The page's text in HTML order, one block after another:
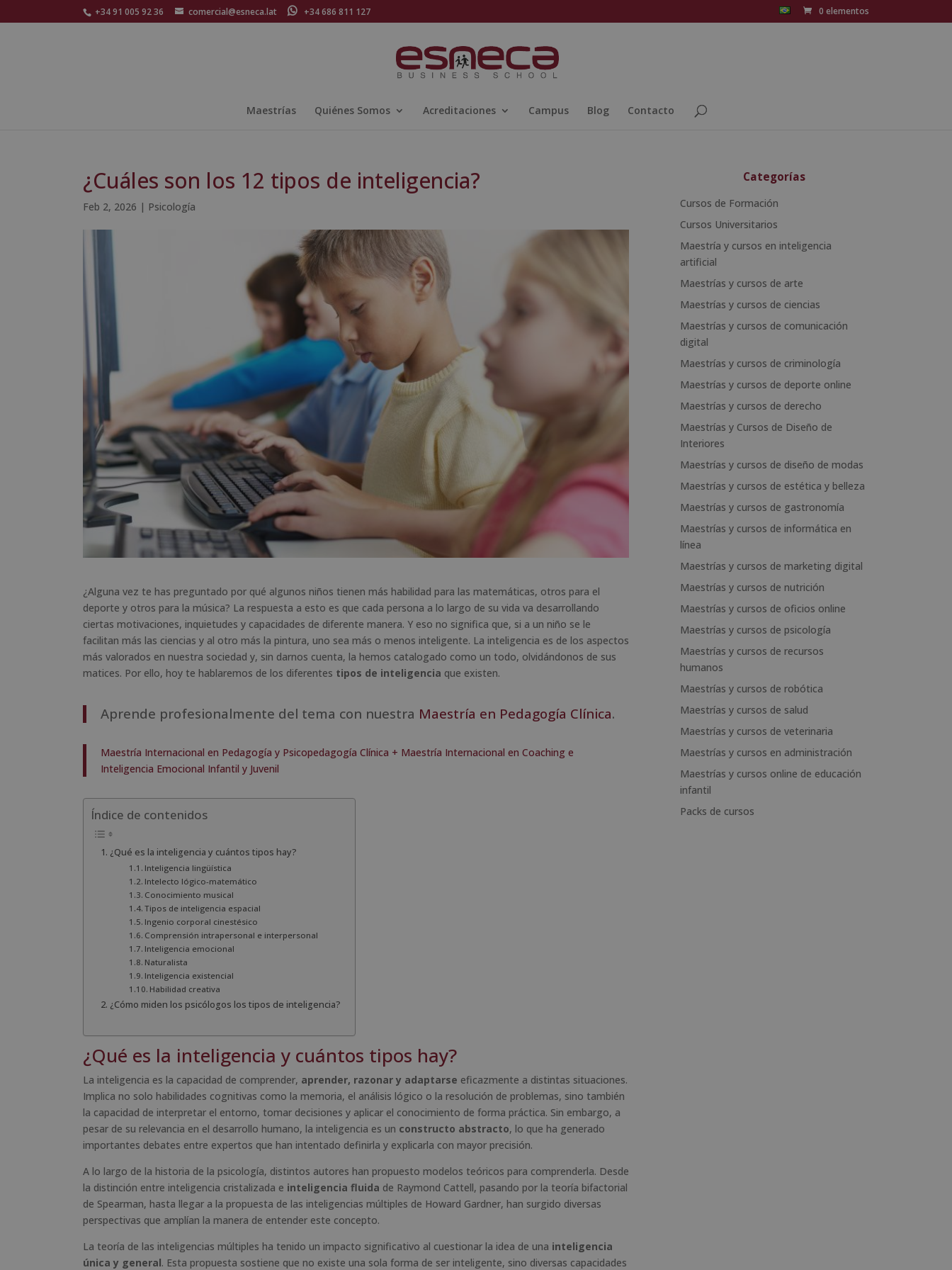
+34 91 005 92 36 comercial@esneca.lat +34 686 811 127 0 elementos
Maestrías Quiénes Somos Acreditaciones Campus Blog Contacto
¿Cuáles son los 12 tipos de inteligencia?
Feb 2, 2026 | Psicología
¿Alguna vez te has preguntado por qué algunos niños tienen más habilidad para las matemáticas, otros para el
deporte y otros para la música? La respuesta a esto es que cada persona a lo largo de su vida va desarrollando
ciertas motivaciones, inquietudes y capacidades de diferente manera. Y eso no significa que, si a un niño se le
facilitan más las ciencias y al otro más la pintura, uno sea más o menos inteligente. La inteligencia es de los aspectos
más valorados en nuestra sociedad y, sin darnos cuenta, la hemos catalogado como un todo, olvidándonos de sus
matices. Por ello, hoy te hablaremos de los diferentes tipos de inteligencia que existen.
Aprende profesionalmente del tema con nuestra Maestría en Pedagogía Clínica.
Maestría Internacional en Pedagogía y Psicopedagogía Clínica + Maestría Internacional en Coaching e
Inteligencia Emocional Infantil y Juvenil
Índice de contenidos
¿Qué es la inteligencia y cuántos tipos hay?
Inteligencia lingüística
Intelecto lógico-matemático
Conocimiento musical
Tipos de inteligencia espacial
Ingenio corporal cinestésico
Comprensión intrapersonal e interpersonal
Inteligencia emocional
Naturalista
Inteligencia existencial
Habilidad creativa
¿Cómo miden los psicólogos los tipos de inteligencia?
¿Qué es la inteligencia y cuántos tipos hay?
La inteligencia es la capacidad de comprender, aprender, razonar y adaptarse eficazmente a distintas situaciones.
Implica no solo habilidades cognitivas como la memoria, el análisis lógico o la resolución de problemas, sino también
la capacidad de interpretar el entorno, tomar decisiones y aplicar el conocimiento de forma práctica. Sin embargo, a
pesar de su relevancia en el desarrollo humano, la inteligencia es un constructo abstracto, lo que ha generado
importantes debates entre expertos que han intentado definirla y explicarla con mayor precisión.
A lo largo de la historia de la psicología, distintos autores han propuesto modelos teóricos para comprenderla. Desde
la distinción entre inteligencia cristalizada e inteligencia fluida de Raymond Cattell, pasando por la teoría bifactorial
de Spearman, hasta llegar a la propuesta de las inteligencias múltiples de Howard Gardner, han surgido diversas
perspectivas que amplían la manera de entender este concepto.
La teoría de las inteligencias múltiples ha tenido un impacto significativo al cuestionar la idea de una inteligencia
única y general. Esta propuesta sostiene que no existe una sola forma de ser inteligente, sino diversas capacidades
Categorías
Cursos de Formación
Cursos Universitarios
Maestría y cursos en inteligencia
artificial
Maestrías y cursos de arte
Maestrías y cursos de ciencias
Maestrías y cursos de comunicación
digital
Maestrías y cursos de criminología
Maestrías y cursos de deporte online
Maestrías y cursos de derecho
Maestrías y Cursos de Diseño de
Interiores
Maestrías y cursos de diseño de modas
Maestrías y cursos de estética y belleza
Maestrías y cursos de gastronomía
Maestrías y cursos de informática en
línea
Maestrías y cursos de marketing digital
Maestrías y cursos de nutrición
Maestrías y cursos de oficios online
Maestrías y cursos de psicología
Maestrías y cursos de recursos
humanos
Maestrías y cursos de robótica
Maestrías y cursos de salud
Maestrías y cursos de veterinaria
Maestrías y cursos en administración
Maestrías y cursos online de educación
infantil
Packs de cursos